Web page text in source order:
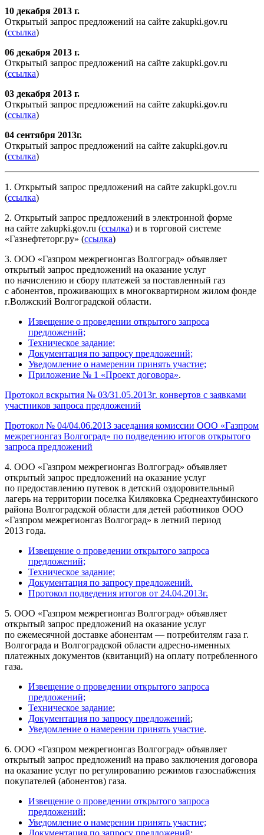
10 декабря 2013 г.
Открытый запрос предложений на сайте zakupki.gov.ru
(ссылка)
06 декабря 2013 г.
Открытый запрос предложений на сайте zakupki.gov.ru
(ссылка)
03 декабря 2013 г.
Открытый запрос предложений на сайте zakupki.gov.ru
(ссылка)
04 сентября 2013г.
Открытый запрос предложений на сайте zakupki.gov.ru
(ссылка)
1. Открытый запрос предложений на сайте zakupki.gov.ru
(ссылка)
2. Открытый запрос предложений в электронной форме
на сайте zakupki.gov.ru (ссылка) и в торговой системе
«Газнефтеторг.ру» (ссылка)
3. ООО «Газпром межрегионгаз Волгоград» объявляет
открытый запрос предложений на оказание услуг
по начислению и сбору платежей за поставленный газ
с абонентов, проживающих в многоквартирном жилом фонде
г.Волжский Волгоградской области.
Извещение о проведении открытого запроса
предложений;
Техническое задание;
Документация по запросу предложений;
Уведомление о намерении принять участие;
Приложение № 1 «Проект договора».
Протокол вскрытия № 03/31.05.2013г. конвертов с заявками
участников запроса предложений
Протокол № 04/04.06.2013 заседания комиссии ООО «Газпром
межрегионгаз Волгоград» по подведению итогов открытого
запроса предложений
4. ООО «Газпром межрегионгаз Волгоград» объявляет
открытый запрос предложений на оказание услуг
по предоставлению путевок в детский оздоровительный
лагерь на территории поселка Киляковка Среднеахтубинского
района Волгоградской области для детей работников ООО
«Газпром межрегионгаз Волгоград» в летний период
2013 года.
Извещение о проведении открытого запроса
предложений;
Техническое задание;
Документация по запросу предложений.
Протокол подведения итогов от 24.04.2013г.
5. ООО «Газпром межрегионгаз Волгоград» объявляет
открытый запрос предложений на оказание услуг
по ежемесячной доставке абонентам — потребителям газа г.
Волгограда и Волгоградской области адресно-именных
платежных документов (квитанций) на оплату потребленного
газа.
Извещение о проведении открытого запроса
предложений;
Техническое задание;
Документация по запросу предложений;
Уведомление о намерении принять участие.
6. ООО «Газпром межрегионгаз Волгоград» объявляет
открытый запрос предложений на право заключения договора
на оказание услуг по регулированию режимов газоснабжения
покупателей (абонентов) газа.
Извещение о проведении открытого запроса
предложений;
Уведомление о намерении принять участие;
Документация по запросу предложений;